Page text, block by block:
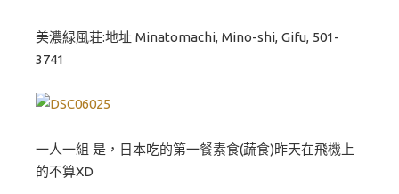
美濃緑風荘:地址 Minatomachi, Mino-shi, Gifu, 501-
3741
一人一組 是，日本吃的第一餐素食(蔬食)昨天在飛機上
的不算XD